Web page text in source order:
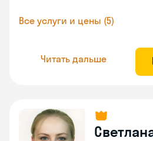
Все услуги и цены (5)
Читать дальше